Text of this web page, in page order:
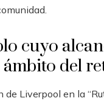
cuyo
ámbito del
de Liverpool en la